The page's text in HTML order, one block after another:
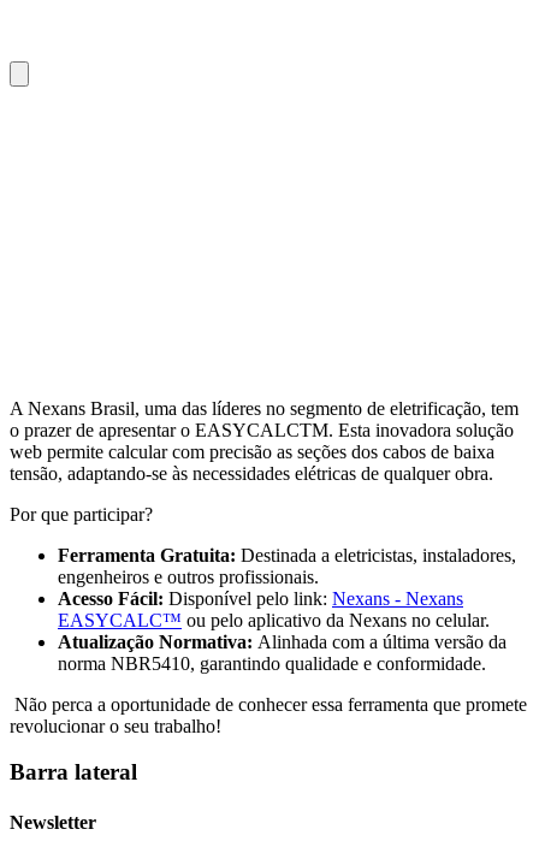
A Nexans Brasil, uma das líderes no segmento de eletrificação, tem
o prazer de apresentar o EASYCALCTM. Esta inovadora solução
web permite calcular com precisão as seções dos cabos de baixa
tensão, adaptando-se às necessidades elétricas de qualquer obra.
Por que participar?
Ferramenta Gratuita: Destinada a eletricistas, instaladores,
engenheiros e outros profissionais.
Acesso Fácil: Disponível pelo link: Nexans - Nexans
EASYCALC™ ou pelo aplicativo da Nexans no celular.
Atualização Normativa: Alinhada com a última versão da
norma NBR5410, garantindo qualidade e conformidade.
Não perca a oportunidade de conhecer essa ferramenta que promete
revolucionar o seu trabalho!
Barra lateral
Newsletter